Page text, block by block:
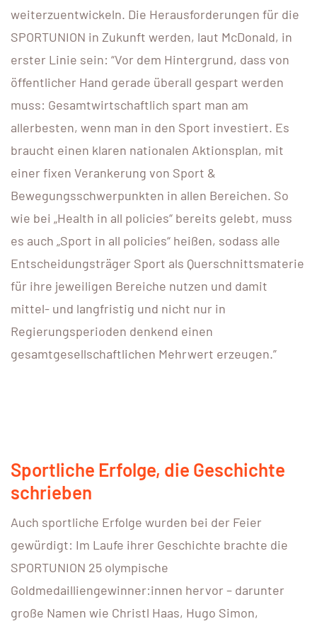
weiterzuentwickeln. Die Herausforderungen für die
SPORTUNION in Zukunft werden, laut McDonald, in
erster Linie sein: “Vor dem Hintergrund, dass von
öffentlicher Hand gerade überall gespart werden
muss: Gesamtwirtschaftlich spart man am
allerbesten, wenn man in den Sport investiert. Es
braucht einen klaren nationalen Aktionsplan, mit
einer fixen Verankerung von Sport &
Bewegungsschwerpunkten in allen Bereichen. So
wie bei „Health in all policies“ bereits gelebt, muss
es auch „Sport in all policies“ heißen, sodass alle
Entscheidungsträger Sport als Querschnittsmaterie
für ihre jeweiligen Bereiche nutzen und damit
mittel- und langfristig und nicht nur in
Regierungsperioden denkend einen
gesamtgesellschaftlichen Mehrwert erzeugen.”
Sportliche Erfolge, die Geschichte
schrieben
Auch sportliche Erfolge wurden bei der Feier
gewürdigt: Im Laufe ihrer Geschichte brachte die
SPORTUNION 25 olympische
Goldmedailliengewinner:innen hervor – darunter
große Namen wie Christl Haas, Hugo Simon,